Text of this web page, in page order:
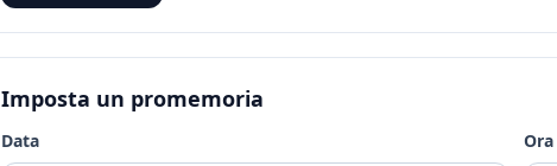
Imposta un promemoria
Data Ora